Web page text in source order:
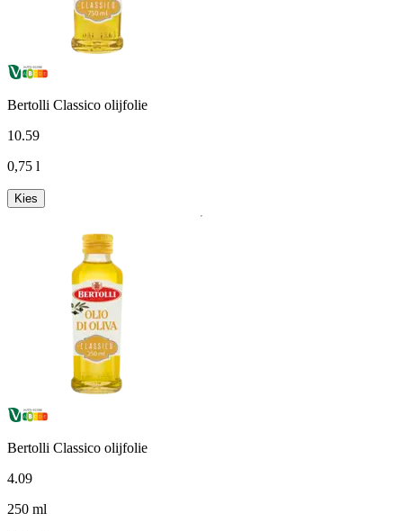
Bertolli Classico olijfolie
10.59
0,75 l
Kies
Bertolli Classico olijfolie
4.09
250 ml